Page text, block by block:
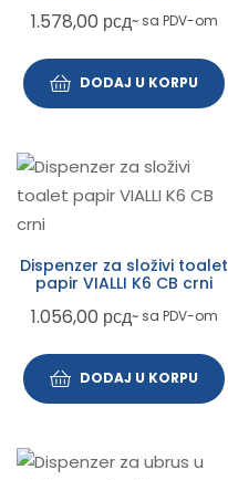
1.578,00 рсд~ sa PDV-om
DODAJ U KORPU
Dispenzer za složivi toalet
papir VIALLI K6 CB crni
1.056,00 рсд~ sa PDV-om
DODAJ U KORPU